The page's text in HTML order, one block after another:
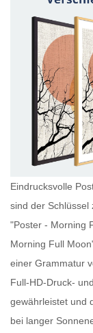
Eindrucksvolle
sind der Schlüssel
"Poster - Morning
Morning Full
einer Grammatur
Full-HD-Druck-
gewährleistet und
bei langer